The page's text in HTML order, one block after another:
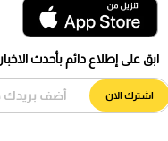
ابق على إطلاع دائم بأحدث الاخبار
اشترك الان